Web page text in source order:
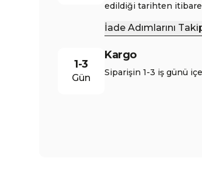
edildiği tarihten
İade Adımlarını
1-3
Gün
Kargo
Siparişin 1-3 iş günü